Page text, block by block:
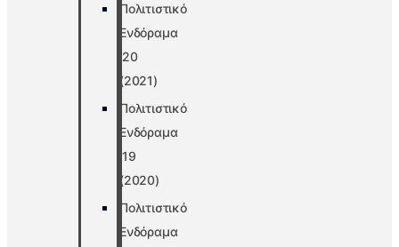
Πολιτιστικό
Ενδόραμα
’20
(2021)
Πολιτιστικό
Ενδόραμα
’19
(2020)
Πολιτιστικό
Ενδόραμα